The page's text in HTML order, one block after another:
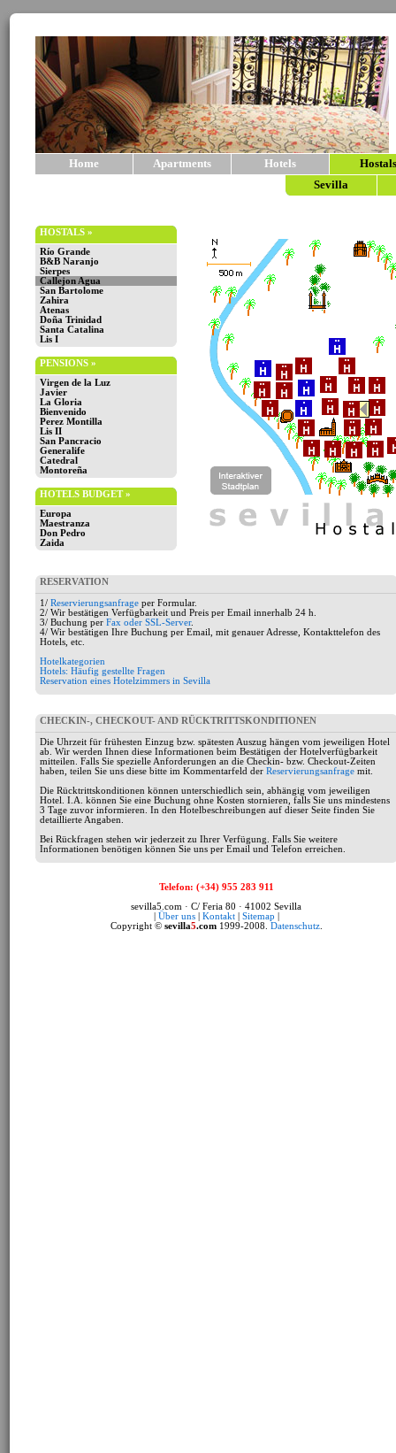
Home Apartments Hotels
Hostals
Sevilla
HOSTALS »
Río Grande
B&B Naranjo
Sierpes
Callejon Agua
San Bartolome
Zahira
Atenas
Doña Trinidad
Santa Catalina
Lis I
PENSIONS »
Virgen de la Luz
Javier
La Gloria
Bienvenido
Perez Montilla
Lis II
San Pancracio
Generalife
Catedral
Montoreña
HOTELS BUDGET »
Europa
Maestranza
Don Pedro
Zaida
RESERVATION
1/ Reservierungsanfrageper Formular.
2/ Wir bestätigen Verfügbarkeit und Preis per Email innerhalb 24 h.
3/ Buchung per Fax oder SSL-Server.
4/ Wir bestätigen Ihre Buchung per Email, mit genauer Adresse, Kontakttelefon des
Hotels, etc.
Hotelkategorien
Hotels: Häufig gestellte Fragen
Reservation eines Hotelzimmers in Sevilla
CHECKIN-, CHECKOUT- AND RÜCKTRITTSKONDITIONEN
Die Uhrzeit für frühesten Einzug bzw. spätesten Auszug hängen vom jeweiligen Hotel
ab. Wir werden Ihnen diese Informationen beim Bestätigen der Hotelverfügbarkeit
mitteilen. Falls Sie spezielle Anforderungen an die Checkin- bzw. Checkout-Zeiten
haben, teilen Sie uns diese bitte im Kommentarfeld der Reservierungsanfragemit.
Die Rücktrittskonditionen können unterschiedlich sein, abhängig vom jeweiligen
Hotel. I.A. können Sie eine Buchung ohne Kosten stornieren, falls Sie uns mindestens
3 Tage zuvor informieren. In den Hotelbeschreibungen auf dieser Seite finden Sie
detaillierte Angaben.
Bei Rückfragen stehen wir jederzeit zu Ihrer Verfügung. Falls Sie weitere
Informationen benötigen können Sie uns per Email und Telefon erreichen.
Telefon: (+34) 955 283 911
sevilla5.com · C/ Feria 80 · 41002 Sevilla
Über uns| Kontakt| Sitemap
Copyright © sevilla5.com1999-2008. Datenschutz.